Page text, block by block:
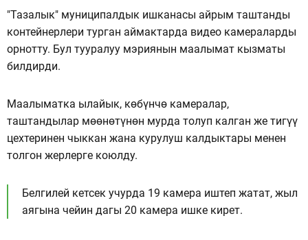
"Тазалык" муниципалдык ишканасы айрым таштанды
контейнерлери турган аймактарда видео камераларды
орнотту. Бул тууралуу мэриянын маалымат кызматы
билдирди.
Маалыматка ылайык, көбүнчө камералар,
таштандылар мөөнөтүнөн мурда толуп калган же тигүү
цехтеринен чыккан жана курулуш калдыктары менен
толгон жерлерге коюлду.
Белгилей кетсек учурда 19 камера иштеп жатат, жыл
аягына чейин дагы 20 камера ишке кирет.